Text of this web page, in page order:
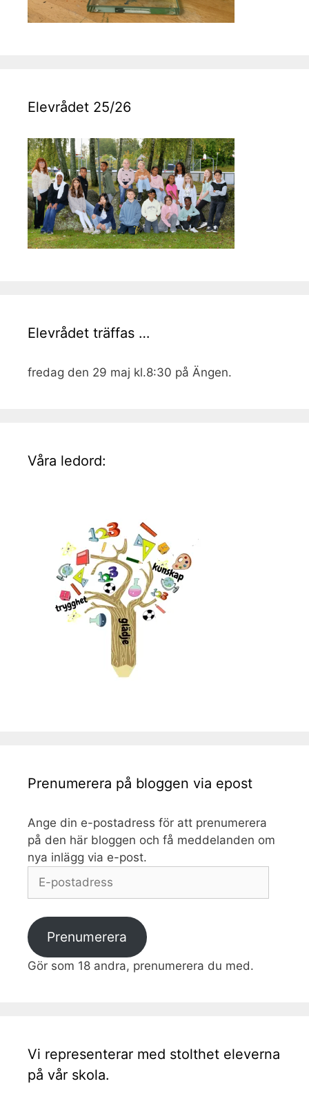
Elevrådet 25/26
Elevrådet träffas …
fredag den 29 maj kl.8:30 på Ängen.
Våra ledord:
Prenumerera på bloggen via epost
Ange din e-postadress för att prenumerera
på den här bloggen och få meddelanden om
nya inlägg via e-post.
postadress
Prenumerera
Gör som 18 andra, prenumerera du med.
Vi representerar med stolthet eleverna
på vår skola.